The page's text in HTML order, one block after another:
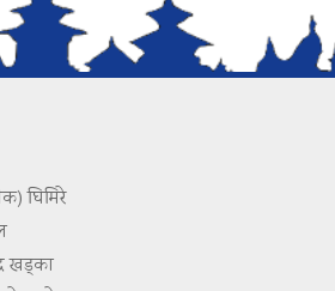
घिमिरे
खड्का